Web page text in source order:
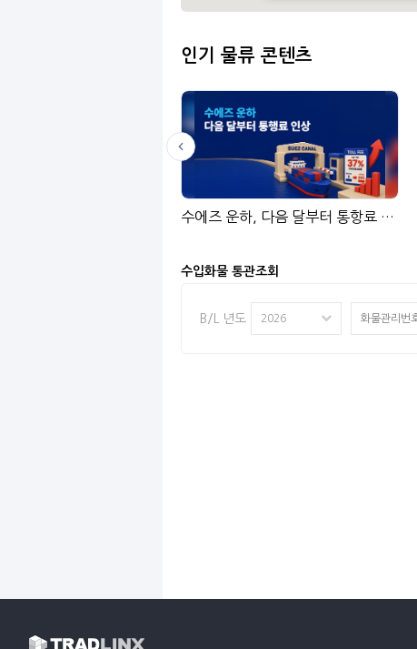
인기 물류 콘텐츠
LinGo
수에즈 운하, 다음 달부터 통항료 인상
수입화물 통관조회
B/L 년도 2026